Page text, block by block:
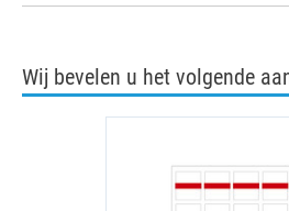
Wij bevelen u het volgende